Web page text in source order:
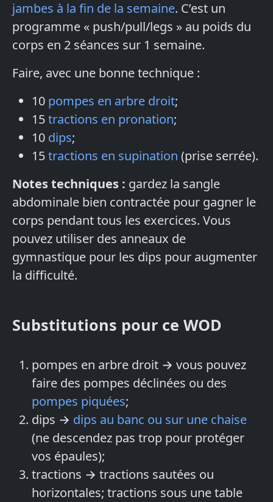
jambes à la fin de la semaine. C’est un
programme « push/pull/legs » au poids du
corps en 2 séances sur 1 semaine.
Faire, avec une bonne technique :
10 pompes en arbre droit;
15tractions en pronation;
10 dips;
15tractions en supination (prise serrée).
Notes techniques : gardez la sangle
abdominale bien contractée pour gagner le
corps pendant tous les exercices. Vous
pouvez utiliser des anneaux de
gymnastique pour les dips pour augmenter
la difficulté.
Substitutions pour ce WOD
pompes en arbre droit → vous pouvez
faire des pompes déclinées ou des
pompes piquées;
dips → dips au banc ou sur une chaise
(ne descendez pas trop pour protéger
vos épaules);
tractions → tractions sautées ou
horizontales; tractions sous une table